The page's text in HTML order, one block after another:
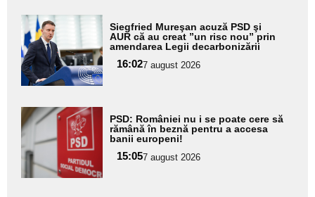
Adaugă
aici textul
pentru
subtitlu
Siegfried Mureşan acuză PSD şi
AUR că au creat ”un risc nou” prin
amendarea Legii decarbonizării
16:027 august 2026
Adaugă
aici textul
pentru
subtitlu
PSD: României nu i se poate cere să
rămână în beznă pentru a accesa
banii europeni!
15:057 august 2026